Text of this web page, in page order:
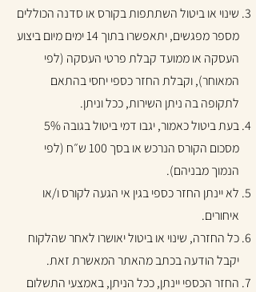
שינוי או ביטול השתתפות בקורס או סדנה הכוללים
מספר מפגשים, יתאפשרו בתוך 14 ימים מיום ביצוע
העסקה או ממועד קבלת פרטי העסקה (לפי
המאוחר), וקבלת החזר כספי יחסי בהתאם
לתקופה בה ניתן השירות, ככל וניתן.
בעת ביטול כאמור, יגבו דמי ביטול בגובה 5%
מסכום הקורס הנרכש או בסך 100 ש״ח (לפי
הנמוך מבניהם).
לא יינתן החזר כספי בגין אי הגעה לקורס ו/או
איחורים.
כל החזרה, שינוי או ביטול יאושרו לאחר שהלקוח
יקבל הודעה בכתב מהאתר המאשרת זאת.
החזר הכספי יינתן, ככל הניתן, באמצעי התשלום